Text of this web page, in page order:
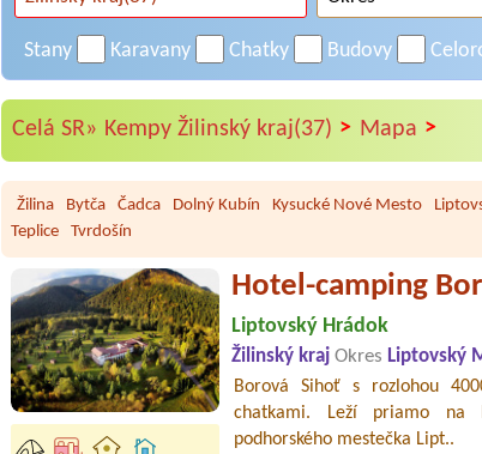
Stany Karavany Chatky Budovy
Celá SR» Kempy Žilinský kraj(37) > Mapa >
Žilina Bytča Čadca Dolný Kubín Kysucké Nové Mesto
Teplice
Tvrdošín
Hotel-camping
Liptovský Hrádok
Žilinský krajOkres Liptovský
Borová Sihoť s rozlohou
chatkami. Leží priamo
podhorského mestečka Lipt..